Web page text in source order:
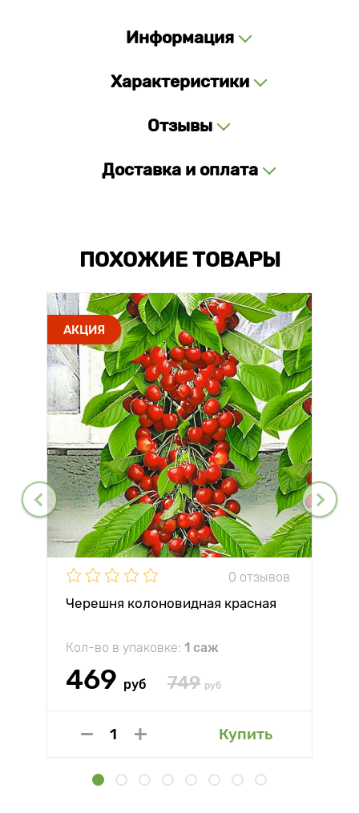
Информация
Характеристики
Отзывы
Доставка и оплата
ПОХОЖИЕ ТОВАРЫ
АКЦИЯ
0 отзывов
Черешня колоновидная красная
Кол-во в упаковке: 1 саж
469 руб 749 руб
Купить